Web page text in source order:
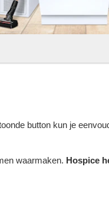
button kun je
waarmaken. Hospice